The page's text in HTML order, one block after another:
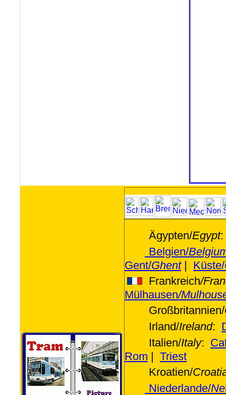
Ägypten/Egypt
Belgien/
Gent/Ghent| Küste/
Frankreich/
Mülhausen/
Großbritannien/
Irland/Ireland:
Italien/Italy:
Rom | Triest
Kroatien/
Niederlande/